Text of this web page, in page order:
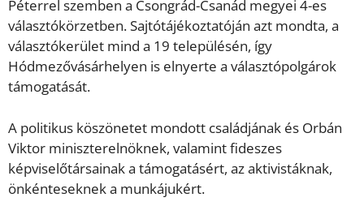
Péterrel szemben a Csongrád-Csanád megyei 4-es
választókörzetben. Sajtótájékoztatóján azt mondta, a
választókerület mind a 19 településén, így
Hódmezővásárhelyen is elnyerte a választópolgárok
támogatását.
A politikus köszönetet mondott családjának és Orbán
Viktor miniszterelnöknek, valamint fideszes
képviselőtársainak a támogatásért, az aktivistáknak,
önkénteseknek a munkájukért.